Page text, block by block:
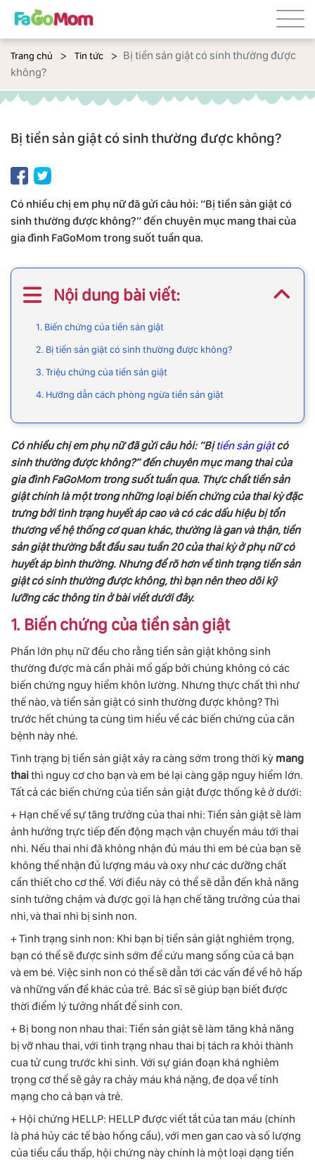
Trang chủ Tin tức
Bị tiền sản giật có sinh thường được
không?
Bị tiền sản giật có sinh thường được không?
Có nhiều chị em phụ nữ đã gửi câu hỏi: “Bị tiền sản giật có
sinh thường được không?” đến chuyên mục mang thai của
gia đình FaGoMom trong suốt tuần qua.
Nội dung bài viết:
1. Biến chứng của tiền sản giật
2. Bị tiền sản giật có sinh thường được không?
3. Triệu chứng của tiền sản giật
4. Hướng dẫn cách phòng ngừa tiền sản giật
Có nhiều chị em phụ nữ đã gửi câu hỏi: “Bịtiền sản giậtcó
sinh thường được không?” đến chuyên mục mang thai của
gia đình FaGoMom trong suốt tuần qua. Thực chất tiền sản
giật chính là một trong những loại biến chứng của thai kỳ đặc
trưng bởi tình trạng huyết áp cao và có các dấu hiệu bị tổn
thương về hệ thống cơ quan khác, thường là gan và thận, tiền
sản giật thường bắt đầu sau tuần 20 của thai kỳ ở phụ nữ có
huyết áp bình thường. Nhưng để rõ hơn về tình trạng tiền sản
giật có sinh thường được không, thì bạn nên theo dõi kỹ
lưỡng các thông tin ở bài viết dưới đây.
1. Biến chứng của tiền sản giật
Phần lớn phụ nữ đều cho rằng tiền sản giật không sinh
thường được mà cần phải mổ gấp bởi chúng không có các
biến chứng nguy hiểm khôn lường. Nhưng thực chất thì như
thế nào, và tiển sản giật có sinh thường được không? Thì
trước hết chúng ta cùng tìm hiểu về các biến chứng của căn
bệnh này nhé.
Tình trạng bị tiền sản giật xảy ra càng sớm trong thời kỳ mang
thaithì nguy cơ cho bạn và em bé lại càng gặp nguy hiểm lớn.
Tất cả các biến chứng của tiền sản giật được thống kê ở dưới:
+ Hạn chế về sự tăng trưởng của thai nhi: Tiền sản giật sẽ làm
ảnh hưởng trực tiếp đến động mạch vận chuyển máu tới thai
nhi. Nếu thai nhi đã không nhận đủ máu thì em bé của bạn sẽ
không thể nhận đủ lượng máu và oxy như các dưỡng chất
cần thiết cho cơ thể. Với điều này có thể sẽ dẫn đến khả năng
sinh tưởng chậm và được gọi là hạn chế tăng trưởng của thai
nhi, và thai nhi bị sinh non.
+ Tình trạng sinh non: Khi bạn bị tiền sản giật nghiêm trọng,
bạn có thể sẽ được sinh sớm để cứu mang sống của cả bạn
và em bé. Việc sinh non có thể sẽ dẫn tới các vấn đề về hô hấp
và những vấn đề khác của trẻ. Bác sĩ sẽ giúp bạn biết được
thời điểm lý tưởng nhất để sinh con.
+ Bị bong non nhau thai: Tiền sản giật sẽ làm tăng khả năng
bị vỡ nhau thai, với tình trạng nhau thai bị tách ra khỏi thành
cua tử cung trước khi sinh. Với sự gián đoạn khá nghiêm
trọng cơ thể sẽ gây ra chảy máu khá nặng, đe dọa về tính
mạng cho cả bạn và trẻ.
+ Hội chứng HELLP: HELLP được viết tắt của tan máu (chính
là phá hủy các tế bào hồng cầu), với men gan cao và số lượng
của tiểu cầu thấp, hội chứng này chính là một loại dạng tiền